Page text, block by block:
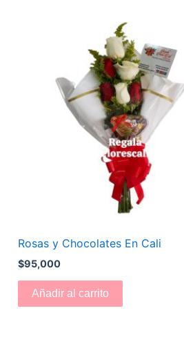
Rosas y Chocolates En Cali
$95,000
Añadir al carrito